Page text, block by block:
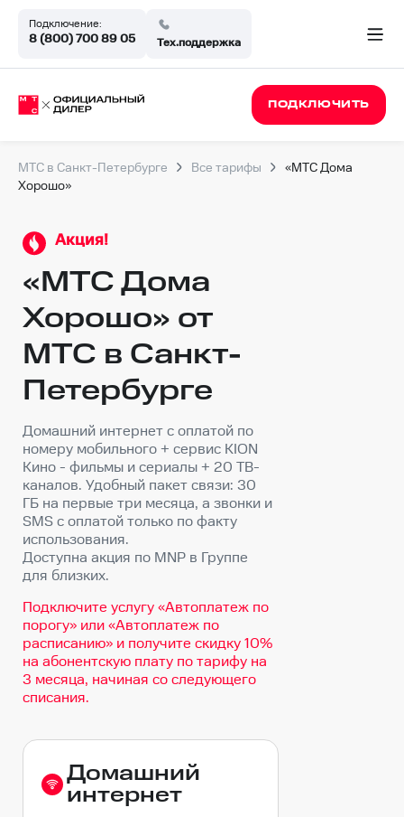
Подключение:
8 (800) 700 89 05 Тех.поддержка
ПОДКЛЮЧИТЬ
МТС в Санкт-Петербурге Все тарифы
«МТС Дома
Хорошо»
Акция!
«МТС Дома
Хорошо» от
МТС в Санкт-
Петербурге
Домашний интернет с оплатой по
номеру мобильного + сервис KION
Кино - фильмы и сериалы + 20 ТВ-
каналов. Удобный пакет связи: 30
ГБ на первые три месяца, а звонки и
SMS с оплатой только по факту
использования.
Доступна акция по MNP в Группе
для близких.
Подключите услугу «Автоплатеж по
порогу» или «Автоплатеж по
расписанию» и получите скидку 10%
на абонентскую плату по тарифу на
3 месяца, начиная со следующего
списания.
Услуги
Домашний
интернет